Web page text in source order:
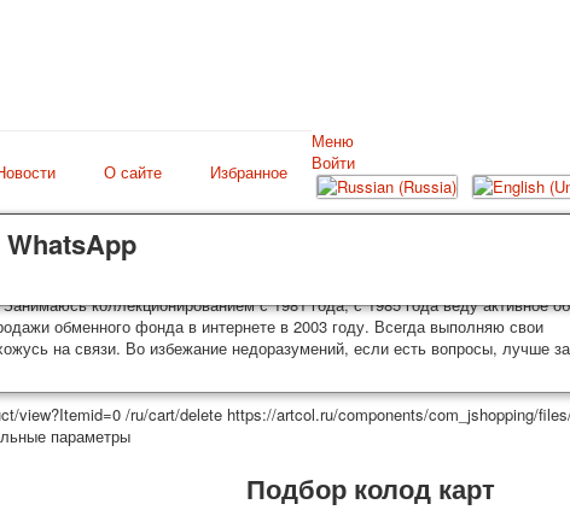
упаковываются и отправляются в течении 3-4 рабочих дней
под заказ, такие колоды карт отправляются в течении 7-8 рабочих дней.
с треком отслеживания. Цена пересылки зависит от веса и тарифов
покупателя возможна отправка СДЕК или другими транспортными
карт, почтовые открытки из частной коллекции Александра
коллекционированием с 1981 года, с 1985 года веду активное
обменного фонда в интернете в 2003 году. Всегда выполняю свои
на связи. Во избежание недоразумений, если есть вопросы, лучше
О сайте Избранное
Меню
Главная
Игральные карты
Классические
Пин-ап
Политические
Исторические личности
Видовые
Войти
view?Itemid=0 /ru/cart/delete https://artcol.ru/components/com_jshopping/
параметры
Подбор колод карт